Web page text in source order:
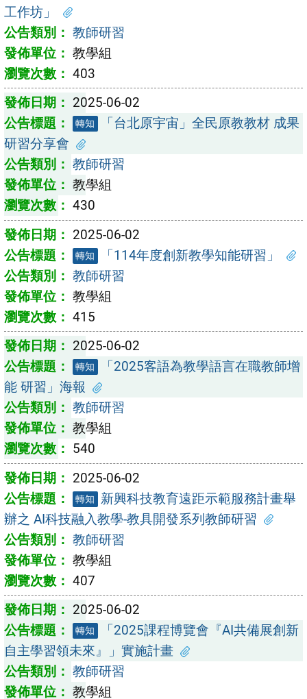
工作坊」
教師研習
教學組
403
2025-06-02
轉知
「台北原宇宙」全民原教教材 成果
研習分享會
教師研習
教學組
430
2025-06-02
轉知
「114年度創新教學知能研習」
教師研習
教學組
415
2025-06-02
轉知
「2025客語為教學語言在職教師增
能 研習」海報
教師研習
教學組
540
2025-06-02
轉知
新興科技教育遠距示範服務計畫舉
辦之 AI科技融入教學-教具開發系列教師研習
教師研習
教學組
407
2025-06-02
轉知
「2025課程博覽會『AI共備展創新
自主學習領未來』」實施計畫
教師研習
教學組